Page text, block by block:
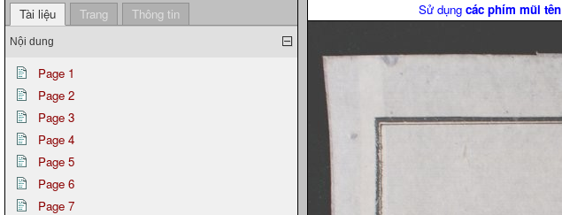
Tài liệu Trang Thông tin
Nội dung
Page 1
Page 2
Page 3
Page 4
Page 5
Page 6
Page 7
Sử dụng các phím mũi tên